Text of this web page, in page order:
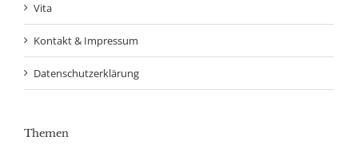
Vita
Kontakt & Impressum
Datenschutzerklärung
Themen